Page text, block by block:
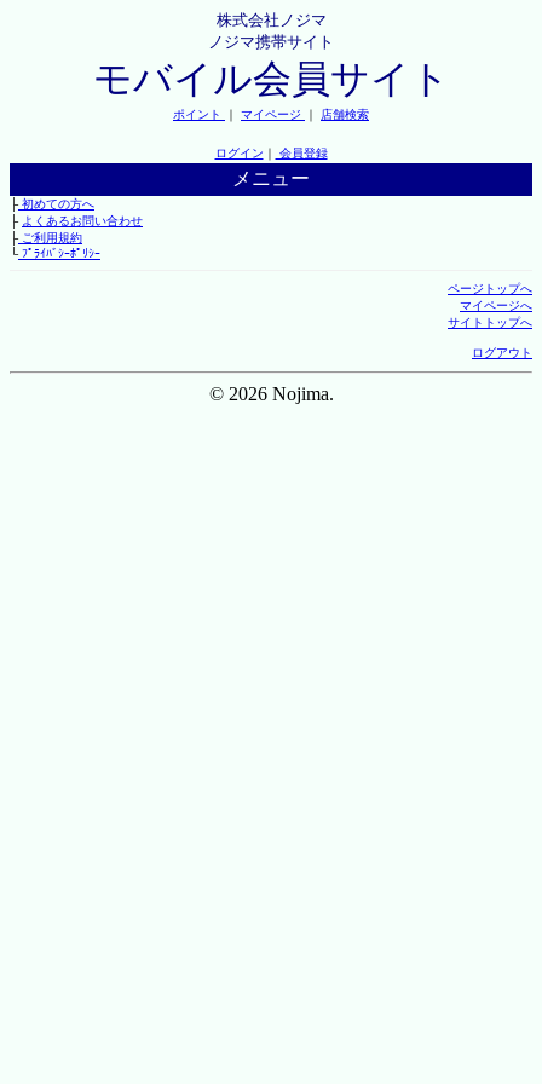
株式会社ノジマ
ノジマ携帯サイト
モバイル会員サイト
ポイント ｜ マイページ ｜ 店舗検索
ログイン ｜ 会員登録
メニュー
├初めての方へ
├ よくあるお問い合わせ
├ご利用規約
└ﾌﾟﾗｲﾊﾞｼｰﾎﾟﾘｼｰ
ページトップへ
マイページへ
サイトトップへ
ログアウト
© 2026 Nojima.